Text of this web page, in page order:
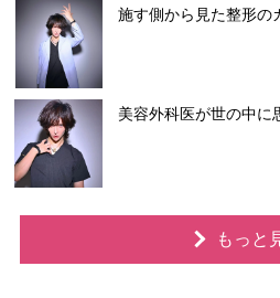
施す側から見た整形の
美容外科医が世の中に
もっと